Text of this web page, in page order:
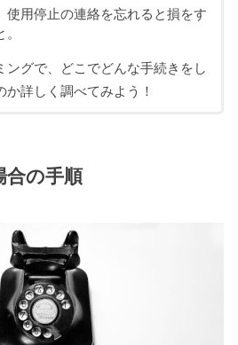
使用停止の連絡を忘れると損をす
ングで、どこでどんな手続きをし
か詳しく調べてみよう！
合の手順